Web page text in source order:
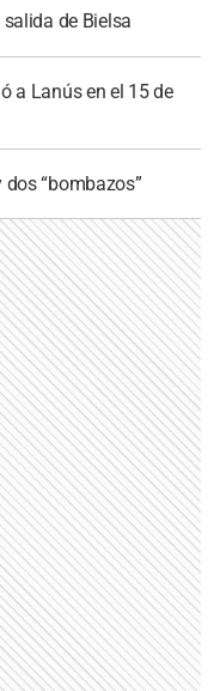
de Bielsa
a Lanús en el 15 de
“bombazos”